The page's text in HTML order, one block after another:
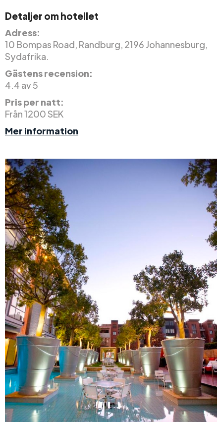
Detaljer om hotellet
Adress:
10 Bompas Road, Randburg, 2196 Johannesburg,
Sydafrika.
Gästens recension:
4.4 av 5
Pris per natt:
Från 1200 SEK
Mer information